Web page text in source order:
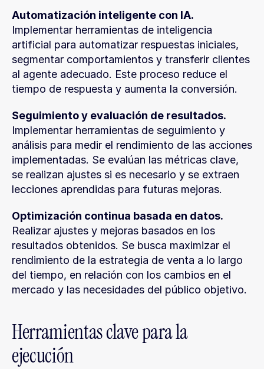
Automatización inteligente con IA.
Implementar herramientas de inteligencia
artificial para automatizar respuestas iniciales,
segmentar comportamientos y transferir clientes
al agente adecuado. Este proceso reduce el
tiempo de respuesta y aumenta la conversión.
Seguimiento y evaluación de resultados.
Implementar herramientas de seguimiento y
análisis para medir el rendimiento de las acciones
implementadas. Se evalúan las métricas clave,
se realizan ajustes si es necesario y se extraen
lecciones aprendidas para futuras mejoras.
Optimización continua basada en datos.
Realizar ajustes y mejoras basados en los
resultados obtenidos. Se busca maximizar el
rendimiento de la estrategia de venta a lo largo
del tiempo, en relación con los cambios en el
mercado y las necesidades del público objetivo.
Herramientas clave para la
ejecución